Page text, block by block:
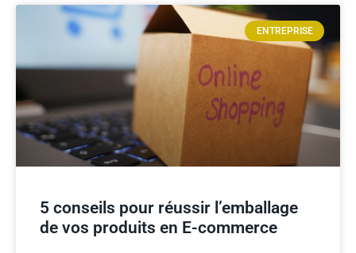
ENTREPRISE
5 conseils pour réussir l’emballage
de vos produits en E-commerce